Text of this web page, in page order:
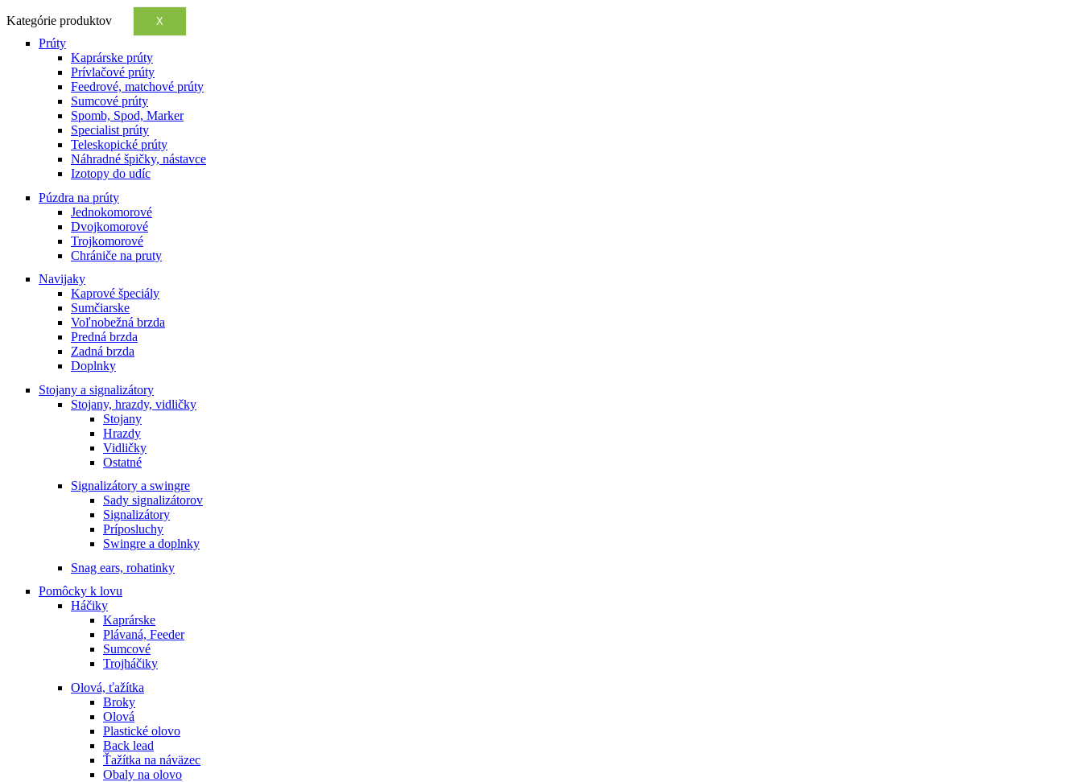
Kategórie produktov X
Prúty
Kaprárske prúty
Prívlačové prúty
Feedrové, matchové prúty
Sumcové prúty
Spomb, Spod, Marker
Specialist prúty
Teleskopické prúty
Náhradné špičky, nástavce
Izotopy do udíc
Púzdra na prúty
Jednokomorové
Dvojkomorové
Trojkomorové
Chrániče na pruty
Navijaky
Kaprové špeciály
Sumčiarske
Voľnobežná brzda
Predná brzda
Zadná brzda
Doplnky
Stojany a signalizátory
Stojany, hrazdy, vidličky
Stojany
Hrazdy
Vidličky
Ostatné
Signalizátory a swingre
Sady signalizátorov
Signalizátory
Príposluchy
Swingre a doplnky
Snag ears, rohatinky
Pomôcky k lovu
Háčiky
Kaprárske
Plávaná, Feeder
Sumcové
Trojháčiky
Olová, ťažítka
Broky
Olová
Plastické olovo
Back lead
Ťažítka na náväzec
Obaly na olovo